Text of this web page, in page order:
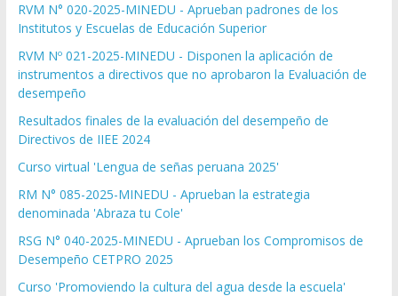
RVM N° 020-2025-MINEDU - Aprueban padrones de los
Institutos y Escuelas de Educación Superior
RVM Nº 021-2025-MINEDU - Disponen la aplicación de
instrumentos a directivos que no aprobaron la Evaluación de
desempeño
Resultados finales de la evaluación del desempeño de
Directivos de IIEE 2024
Curso virtual 'Lengua de señas peruana 2025'
RM N° 085-2025-MINEDU - Aprueban la estrategia
denominada 'Abraza tu Cole'
RSG N° 040-2025-MINEDU - Aprueban los Compromisos de
Desempeño CETPRO 2025
Curso 'Promoviendo la cultura del agua desde la escuela'